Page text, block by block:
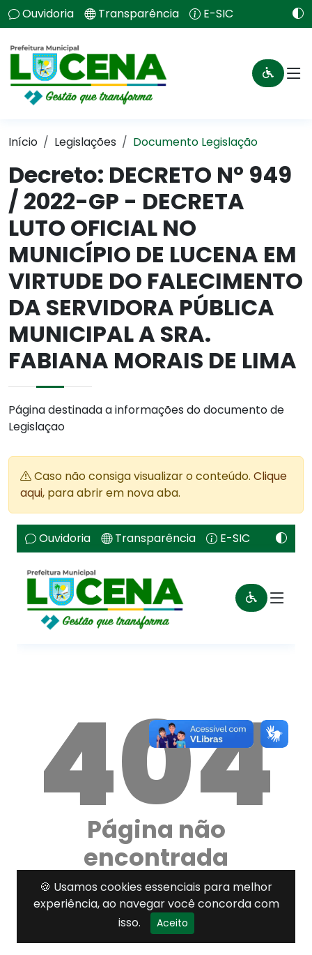
Ouvidoria Transparência E-SIC
Início Legislações Documento Legislação
Decreto: DECRETO Nº 949
/ 2022-GP - DECRETA
LUTO OFICIAL NO
MUNICÍPIO DE LUCENA EM
VIRTUDE DO FALECIMENTO
DA SERVIDORA PÚBLICA
MUNICIPAL A SRA.
FABIANA MORAIS DE LIMA
Página destinada a informações do documento de
Legislaçao
Caso não consiga visualizar o conteúdo. Clique
aqui, para abrir em nova aba.